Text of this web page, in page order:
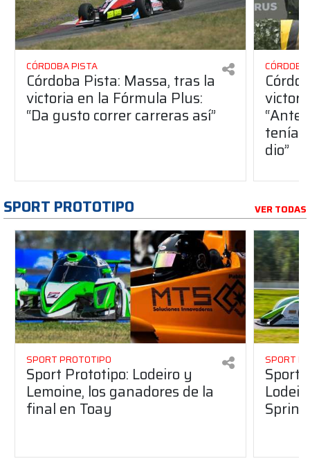
CÓRDOBA PISTA
Córdoba Pista: Massa, tras la
victoria en la Fórmula Plus:
“Da gusto correr carreras así”
dio”
SPORT PROTOTIPO VER TODAS
SPORT PROTOTIPO
Sport Prototipo: Lodeiro y
Lemoine, los ganadores de la
final en Toay
SPORT
Sport
Sprint